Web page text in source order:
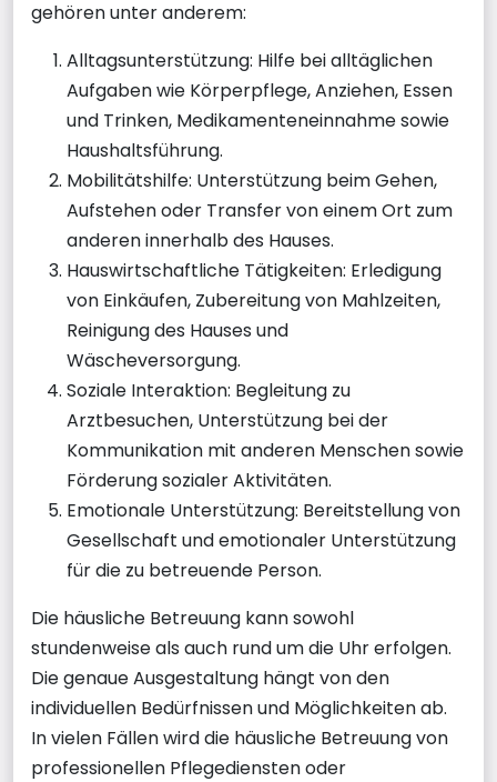
gehören unter anderem:
Alltagsunterstützung: Hilfe bei alltäglichen
Aufgaben wie Körperpflege, Anziehen, Essen
und Trinken, Medikamenteneinnahme sowie
Haushaltsführung.
Mobilitätshilfe: Unterstützung beim Gehen,
Aufstehen oder Transfer von einem Ort zum
anderen innerhalb des Hauses.
Hauswirtschaftliche Tätigkeiten: Erledigung
von Einkäufen, Zubereitung von Mahlzeiten,
Reinigung des Hauses und
Wäscheversorgung.
Soziale Interaktion: Begleitung zu
Arztbesuchen, Unterstützung bei der
Kommunikation mit anderen Menschen sowie
Förderung sozialer Aktivitäten.
Emotionale Unterstützung: Bereitstellung von
Gesellschaft und emotionaler Unterstützung
für die zu betreuende Person.
Die häusliche Betreuung kann sowohl
stundenweise als auch rund um die Uhr erfolgen.
Die genaue Ausgestaltung hängt von den
individuellen Bedürfnissen und Möglichkeiten ab.
In vielen Fällen wird die häusliche Betreuung von
professionellen Pflegediensten oder